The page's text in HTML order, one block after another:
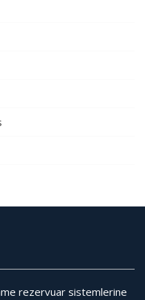
rezervuar sistemlerine